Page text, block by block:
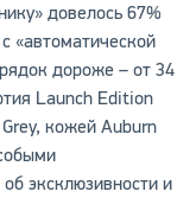
довелось 67%
«автоматической
дороже – от 34
Launch Edition
кожей Auburn
эксклюзивности и